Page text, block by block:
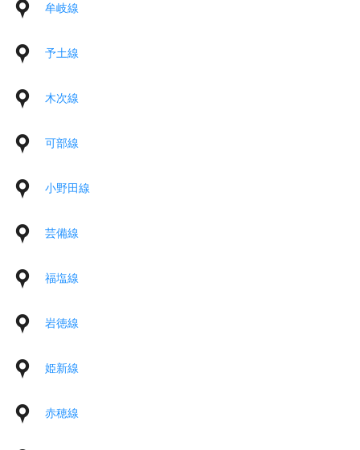
牟岐線
予土線
木次線
可部線
小野田線
芸備線
福塩線
岩徳線
姫新線
赤穂線